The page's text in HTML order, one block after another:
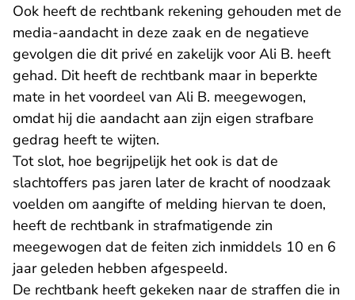
Ook heeft de rechtbank rekening gehouden met de
media-aandacht in deze zaak en de negatieve
gevolgen die dit privé en zakelijk voor Ali B. heeft
gehad. Dit heeft de rechtbank maar in beperkte
mate in het voordeel van Ali B. meegewogen,
omdat hij die aandacht aan zijn eigen strafbare
gedrag heeft te wijten.
Tot slot, hoe begrijpelijk het ook is dat de
slachtoffers pas jaren later de kracht of noodzaak
voelden om aangifte of melding hiervan te doen,
heeft de rechtbank in strafmatigende zin
meegewogen dat de feiten zich inmiddels 10 en 6
jaar geleden hebben afgespeeld.
De rechtbank heeft gekeken naar de straffen die in